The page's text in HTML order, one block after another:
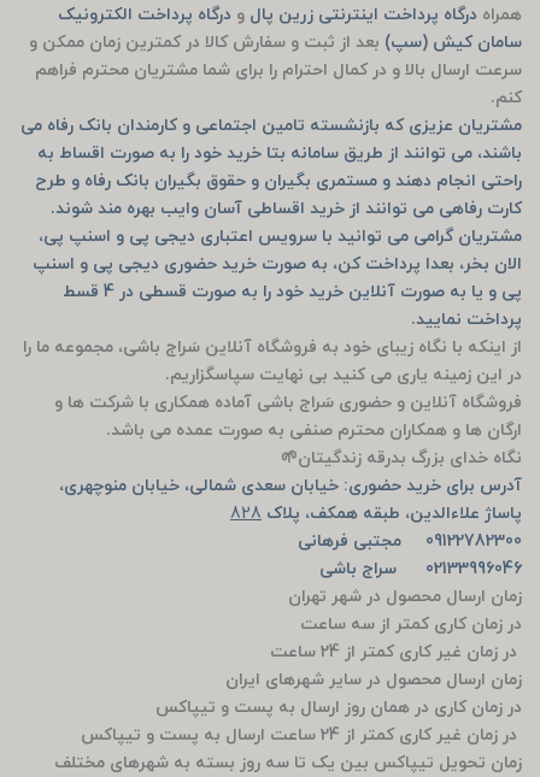
همراه درگاه پرداخت اینترنتی زرین پال و درگاه پرداخت الکترونیک
سامان کیش (سپ) بعد از ثبت و سفارش کالا در کمترین زمان ممکن و
سرعت ارسال بالا و در کمال احترام را برای شما مشتریان محترم فراهم
کنم.
مشتریان عزیزی که بازنشسته تامین اجتماعی و کارمندان بانک رفاه می
باشند، می توانند از طریق سامانه بتا خرید خود را به صورت اقساط به
راحتی انجام دهند و مستمری بگیران و حقوق بگیران بانک رفاه و طرح
کارت رفاهی می توانند از خرید اقساطی آسان وایب بهره مند شوند.
مشتریان گرامی می توانید با سرویس اعتباری دیجی پی و اسنپ پی،
الان بخر، بعدا پرداخت کن، به صورت خرید حضوری دیجی پی و اسنپ
پی و یا به صورت آنلاین خرید خود را به صورت قسطی در 4 قسط
پرداخت نمایید.
از اینکه با نگاه زیبای خود به فروشگاه آنلاین سَراج باشی، مجموعه ما را
در این زمینه یاری می کنید بی نهایت سپاسگزاریم.
فروشگاه آنلاین و حضوری سَراج باشی آماده همکاری با شرکت ها و
ارگان ها و همکاران محترم صنفی به صورت عمده می باشد.
نگاه خدای بزرگ بدرقه زندگیتان🌱
آدرس برای خرید حضوری: خیابان سعدی شمالی، خیابان منوچهری،
پاساژ علاءالدین، طبقه همکف، پلاک 828
09122782300 مجتبی فرهانی
02133996046 سراج باشی
زمان ارسال محصول در شهر تهران
در زمان کاری کمتر از سه ساعت
در زمان غیر کاری کمتر از 24 ساعت
زمان ارسال محصول در سایر شهرهای ایران
در زمان کاری در همان روز ارسال به پست و تیپاکس
در زمان غیر کاری کمتر از 24 ساعت ارسال به پست و تیپاکس
زمان تحویل تیپاکس بین یک تا سه روز بسته به شهرهای مختلف